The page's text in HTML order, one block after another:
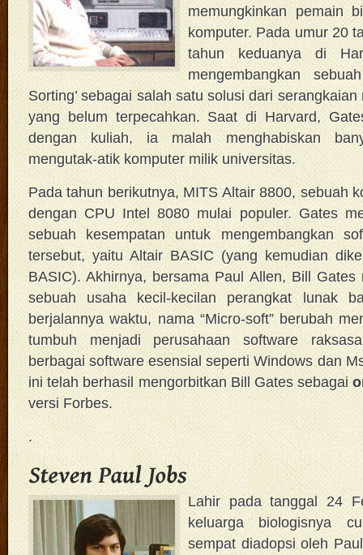
memungkinkan pemain
komputer. Pada umur 20
tahun keduanya di
mengembangkan
Sorting’ sebagai salah satu solusi dari
yang belum terpecahkan. Saat di Harvard,
dengan kuliah, ia malah menghabiskan
mengutak-atik komputer milik universitas.
Pada tahun berikutnya, MITS Altair 8800, sebuah
dengan CPU Intel 8080 mulai populer. Gates
sebuah kesempatan untuk mengembangkan
tersebut, yaitu Altair BASIC (yang kemudian
BASIC). Akhirnya, bersama Paul Allen, Bill Gates
sebuah usaha kecil-kecilan perangkat lunak
berjalannya waktu, nama “Micro-soft” berubah
tumbuh menjadi perusahaan software
berbagai software esensial seperti Windows dan
ini telah berhasil mengorbitkan Bill Gates sebagai
versi Forbes.
.
Lahir pada tanggal 24
keluarga biologisnya
sempat diadopsi oleh